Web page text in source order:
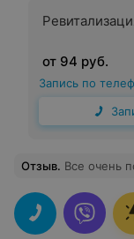
от 94 руб.
Запись по
Отзыв. Все очень